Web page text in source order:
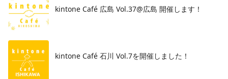
kintone Café 広島 Vol.37@広島 開催します！
​kintone Café 石川 Vol.7を開催しました！